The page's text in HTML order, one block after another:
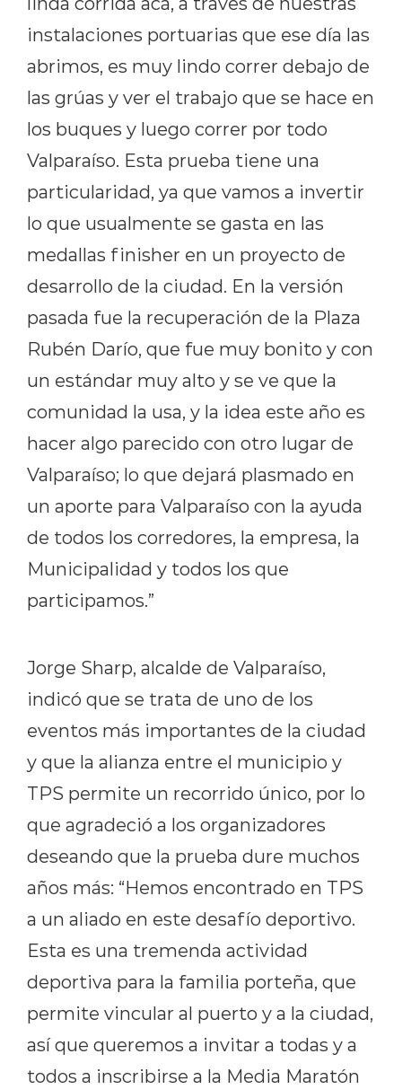
instalaciones portuarias que ese día las
abrimos, es muy lindo correr debajo de
las grúas y ver el trabajo que se hace en
los buques y luego correr por todo
Valparaíso. Esta prueba tiene una
particularidad, ya que vamos a invertir
lo que usualmente se gasta en las
medallas finisher en un proyecto de
desarrollo de la ciudad. En la versión
pasada fue la recuperación de la Plaza
Rubén Darío, que fue muy bonito y con
un estándar muy alto y se ve que la
comunidad la usa, y la idea este año es
hacer algo parecido con otro lugar de
Valparaíso; lo que dejará plasmado en
un aporte para Valparaíso con la ayuda
de todos los corredores, la empresa, la
Municipalidad y todos los que
participamos.”
Jorge Sharp, alcalde de Valparaíso,
indicó que se trata de uno de los
eventos más importantes de la ciudad
y que la alianza entre el municipio y
TPS permite un recorrido único, por lo
que agradeció a los organizadores
deseando que la prueba dure muchos
años más: “Hemos encontrado en TPS
a un aliado en este desafío deportivo.
Esta es una tremenda actividad
deportiva para la familia porteña, que
permite vincular al puerto y a la ciudad,
así que queremos a invitar a todas y a
todos a inscribirse a la Media Maratón